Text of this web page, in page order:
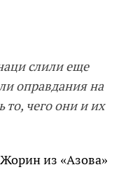
слили еще
оправдания на
то, чего они и их
из «Азова»